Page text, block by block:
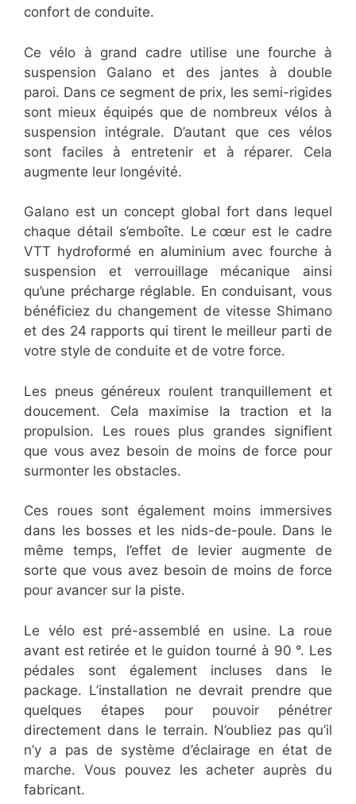
confort de conduite.
Ce vélo à grand cadre utilise une fourche à
suspension Galano et des jantes à double
paroi. Dans ce segment de prix, les semi-rigides
sont mieux équipés que de nombreux vélos à
suspension intégrale. D’autant que ces vélos
sont faciles à entretenir et à réparer. Cela
augmente leur longévité.
Galano est un concept global fort dans lequel
chaque détail s’emboîte. Le cœur est le cadre
VTT hydroformé en aluminium avec fourche à
suspension et verrouillage mécanique ainsi
qu’une précharge réglable. En conduisant, vous
bénéficiez du changement de vitesse Shimano
et des 24 rapports qui tirent le meilleur parti de
votre style de conduite et de votre force.
Les pneus généreux roulent tranquillement et
doucement. Cela maximise la traction et la
propulsion. Les roues plus grandes signifient
que vous avez besoin de moins de force pour
surmonter les obstacles.
Ces roues sont également moins immersives
dans les bosses et les nids-de-poule. Dans le
même temps, l’effet de levier augmente de
sorte que vous avez besoin de moins de force
pour avancer sur la piste.
Le vélo est pré-assemblé en usine. La roue
avant est retirée et le guidon tourné à 90 °. Les
pédales sont également incluses dans le
package. L’installation ne devrait prendre que
quelques étapes pour pouvoir pénétrer
directement dans le terrain. N’oubliez pas qu’il
n’y a pas de système d’éclairage en état de
marche. Vous pouvez les acheter auprès du
fabricant.